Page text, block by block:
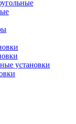
установки